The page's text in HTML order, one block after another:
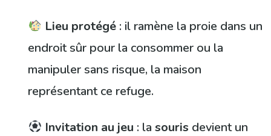
Lieu protégé : il ramène la proie dans un
endroit sûr pour la consommer ou la
manipuler sans risque, la maison
représentant ce refuge.
Invitation au jeu : lasouris devient un